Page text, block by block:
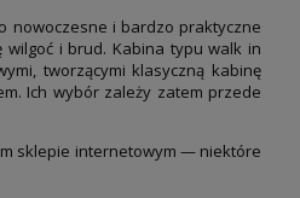
nowoczesne i bardzo praktyczne
wilgoć i brud. Kabina typu walk in
tworzącymi klasyczną kabinę
Ich wybór zależy zatem przede
sklepie internetowym — niektóre